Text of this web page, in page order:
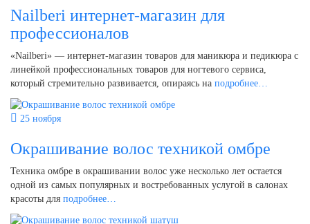
Nailberi интернет-магазин для
профессионалов
«Nailberi» — интернет-магазин товаров для маникюра и педикюра с
линейкой профессиональных товаров для ногтевого сервиса,
который стремительно развивается, опираясь на подробнее…
25 ноября
Окрашивание волос техникой омбре
Техника омбре в окрашивании волос уже несколько лет остается
одной из самых популярных и востребованных услугой в салонах
красоты для подробнее…